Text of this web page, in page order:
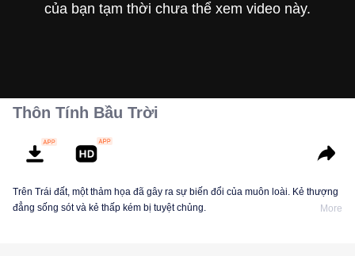
của bạn tạm thời chưa thể xem video này.
Thôn Tính Bầu Trời
Trên Trái đất, một thảm họa đã gây ra sự biến đổi của muôn loài. Kẻ thượng
đẳng sống sót và kẻ thấp kém bị tuyệt chủng.
More